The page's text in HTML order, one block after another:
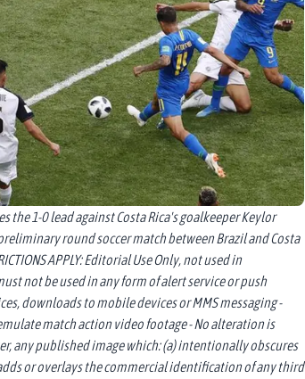
the 1-0 lead against Costa Rica's goalkeeper Keylor
round soccer match between Brazil and Costa
APPLY: Editorial Use Only, not used in
not be used in any form of alert service or push
downloads to mobile devices or MMS messaging -
match action video footage - No alteration is
any published image which: (a) intentionally obscures
or overlays the commercial identification of any third